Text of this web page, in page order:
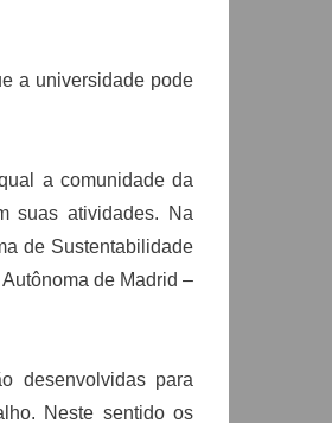
a universidade pode
a comunidade da
suas atividades. Na
de Sustentabilidade
de Madrid –
desenvolvidas para
Neste sentido os